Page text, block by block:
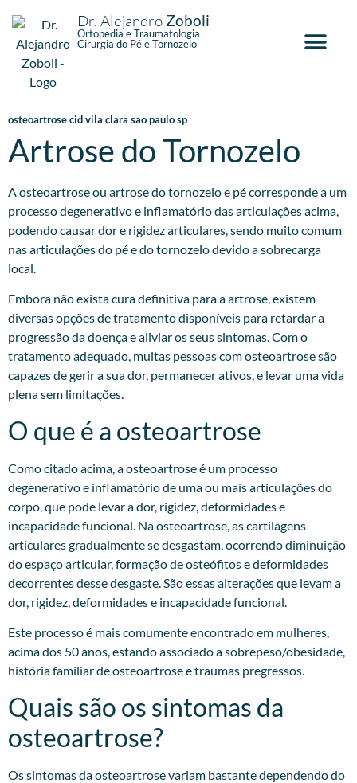
Dr. Alejandro Zoboli
Ortopedia e Traumatologia
Cirurgia do Pé e Tornozelo
osteoartrose cid vila clara sao paulo sp
Artrose do Tornozelo
A osteoartrose ou artrose do tornozelo e pé corresponde a um
processo degenerativo e inflamatório das articulações acima,
podendo causar dor e rigidez articulares, sendo muito comum
nas articulações do pé e do tornozelo devido a sobrecarga
local.
Embora não exista cura definitiva para a artrose, existem
diversas opções de tratamento disponíveis para retardar a
progressão da doença e aliviar os seus sintomas. Com o
tratamento adequado, muitas pessoas com osteoartrose são
capazes de gerir a sua dor, permanecer ativos, e levar uma vida
plena sem limitações.
O que é a osteoartrose
Como citado acima, a osteoartrose é um processo
degenerativo e inflamatório de uma ou mais articulações do
corpo, que pode levar a dor, rigidez, deformidades e
incapacidade funcional. Na osteoartrose, as cartilagens
articulares gradualmente se desgastam, ocorrendo diminuição
do espaço articular, formação de osteófitos e deformidades
decorrentes desse desgaste. São essas alterações que levam a
dor, rigidez, deformidades e incapacidade funcional.
Este processo é mais comumente encontrado em mulheres,
acima dos 50 anos, estando associado a sobrepeso/obesidade,
história familiar de osteoartrose e traumas pregressos.​
Quais são os sintomas da
osteoartrose?
Os sintomas da osteoartrose variam bastante dependendo do